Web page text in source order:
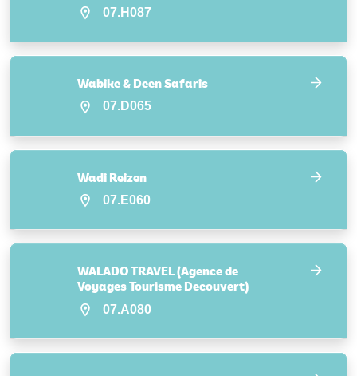
07.H087
Wabike & Deen Safaris
07.D065
Wadi Reizen
07.E060
WALADO TRAVEL (Agence de
Voyages Tourisme Decouvert)
07.A080